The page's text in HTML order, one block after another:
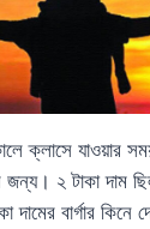
ক্লাসে যাওয়ার
জন্য। ২ টাকা দাম
দামের বার্গার কিনে